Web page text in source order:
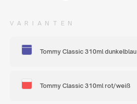
VARIANTEN
Tommy Classic 310ml dunkelblau
Tommy Classic 310ml rot/weiß